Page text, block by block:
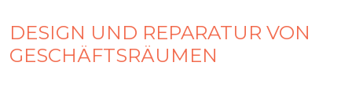
DESIGN UND REPARATUR VON
GESCHÄFTSRÄUMEN